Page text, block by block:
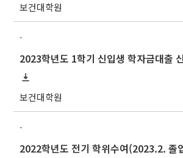
보건대학원
-
보건대학원
-